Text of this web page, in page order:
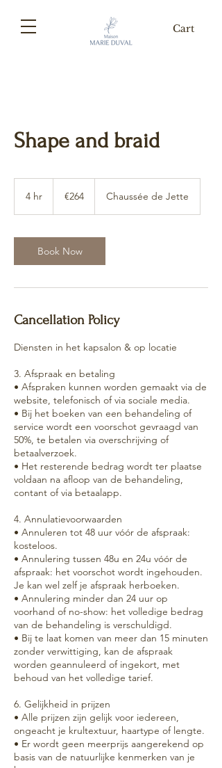
Cart
Shape and braid
4 hr €264 Chaussée de Jette
Book Now
Cancellation Policy
Diensten in het kapsalon & op locatie
3. Afspraak en betaling
• Afspraken kunnen worden gemaakt via de
website, telefonisch of via sociale media.
• Bij het boeken van een behandeling of
service wordt een voorschot gevraagd van
50%, te betalen via overschrijving of
betaalverzoek.
• Het resterende bedrag wordt ter plaatse
voldaan na afloop van de behandeling,
contant of via betaalapp.
4. Annulatievoorwaarden
• Annuleren tot 48 uur vóór de afspraak:
kosteloos.
• Annulering tussen 48u en 24u vóór de
afspraak: het voorschot wordt ingehouden.
Je kan wel zelf je afspraak herboeken.
• Annulering minder dan 24 uur op
voorhand of no-show: het volledige bedrag
van de behandeling is verschuldigd.
• Bij te laat komen van meer dan 15 minuten
zonder verwittiging, kan de afspraak
worden geannuleerd of ingekort, met
behoud van het volledige tarief.
6. Gelijkheid in prijzen
• Alle prijzen zijn gelijk voor iedereen,
ongeacht je krultextuur, haartype of lengte.
• Er wordt geen meerprijs aangerekend op
basis van de natuurlijke kenmerken van je